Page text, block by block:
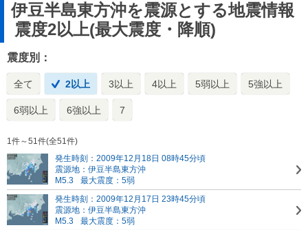
伊豆半島東方沖を震源とする地震情報
震度2以上(最大震度・降順)
震度別：
全て 2以上 3以上 4以上 5弱以上 5強以上
6弱以上 6強以上 7
1件～51件(全51件)
発生時刻：2009年12月18日 08時45分頃
震源地：伊豆半島東方沖
M5.3
最大震度：5弱
発生時刻：2009年12月17日 23時45分頃
震源地：伊豆半島東方沖
M5.3
最大震度：5弱